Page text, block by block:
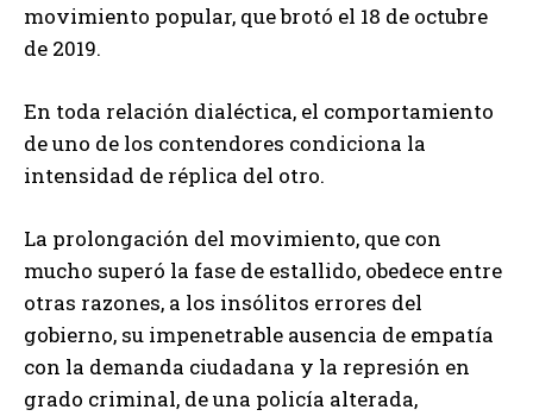
movimiento popular, que brotó el 18 de octubre
de 2019.
En toda relación dialéctica, el comportamiento
de uno de los contendores condiciona la
intensidad de réplica del otro.
La prolongación del movimiento, que con
mucho superó la fase de estallido, obedece entre
otras razones, a los insólitos errores del
gobierno, su impenetrable ausencia de empatía
con la demanda ciudadana y la represión en
grado criminal, de una policía alterada,